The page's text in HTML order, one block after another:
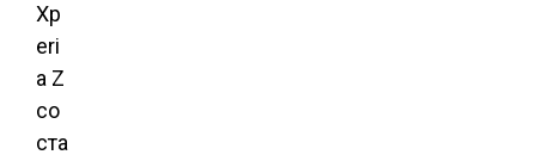
Xp
eri
a Z
со
ста